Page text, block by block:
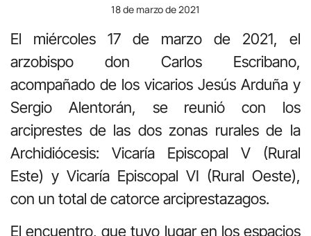
18 de marzo de 2021
El miércoles 17 de marzo de 2021, el
arzobispo don Carlos Escribano,
acompañado de los vicarios Jesús Arduña y
Sergio Alentorán, se reunió con los
arciprestes de las dos zonas rurales de la
Archidiócesis: Vicaría Episcopal V (Rural
Este) y Vicaría Episcopal VI (Rural Oeste),
con un total de catorce arciprestazagos.
El encuentro, que tuvo lugar en los espacios